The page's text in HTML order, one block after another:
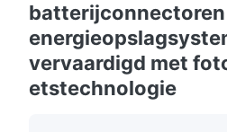
batterijconnectoren
vervaardigd met
etstechnologie